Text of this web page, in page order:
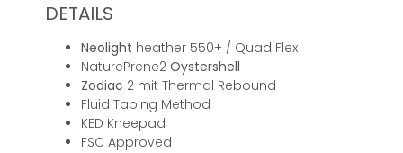
DETAILS
Neolight heather 550+ / Quad Flex
NaturePrene2 Oystershell
Zodiac 2 mit Thermal Rebound
Fluid Taping Method
KED Kneepad
FSC Approved